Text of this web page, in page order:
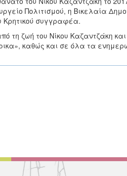
Πολιτισμού, η Βικελαία
Κρητικού συγγραφέα.
τη ζωή του Νίκου Καζαντζάκη
καθώς και σε όλα τα